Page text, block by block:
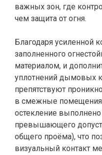
важных зон, где
чем защита от огня.
Благодаря усиленной
заполненного
материалом, и
уплотнений дымовых
препятствуют
в смежные помещения
остекление выполнено
превышающего
общего проёма), что
визуальный контакт